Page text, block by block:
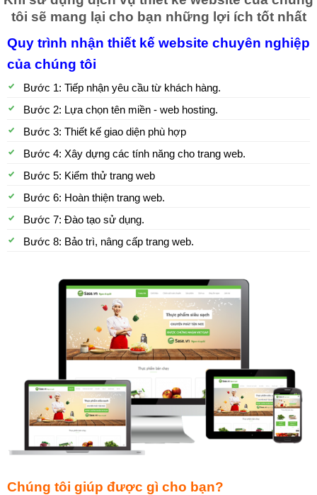
tôi sẽ mang lại cho bạn những lợi ích tốt nhất
Quy trình nhận thiết kế website chuyên nghiệp
của chúng tôi
Bước 1: Tiếp nhận yêu cầu từ khách hàng.
Bước 2: Lựa chọn tên miền - web hosting.
Bước 3: Thiết kế giao diện phù hợp
Bước 4: Xây dựng các tính năng cho trang web.
Bước 5: Kiểm thử trang web
Bước 6: Hoàn thiện trang web.
Bước 7: Đào tạo sử dụng.
Bước 8: Bảo trì, nâng cấp trang web.
Chúng tôi giúp được gì cho bạn?